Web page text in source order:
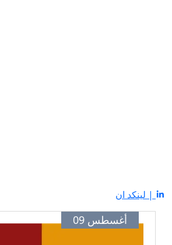
| لينكد ان
أغسطس 09